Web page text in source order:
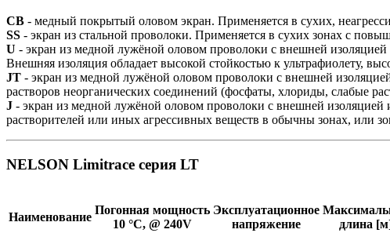
CB - медный покрытый оловом экран. Применяется в сухих,
SS - экран из стальной проволоки. Применяется в сухих зонах с
U - экран из медной лужёной оловом проволоки с внешней изоляцией
Внешняя изоляция обладает высокой стойкостью к ультрафиолету,
JT - экран из медной лужёной оловом проволоки с внешней
растворов неорганических соединений (фосфаты, хлориды, слабые
J - экран из медной лужёной оловом проволоки с внешней
растворителей или иных агрессивных веществ в обычны зонах, или
NELSON Limitrace серия LT
Наименование
Погонная мощность
10 °С, @ 240V
Эксплуатационное
напряжение
длина